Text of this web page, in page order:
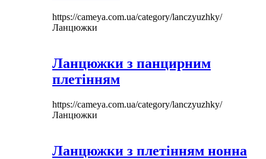
https://cameya.com.ua/category/lanczyuzhky/
Ланцюжки
Ланцюжки з панцирним
плетінням
https://cameya.com.ua/category/lanczyuzhky/
Ланцюжки
Ланцюжки з плетінням нонна